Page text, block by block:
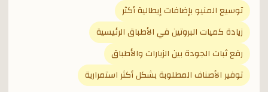
توسيع المنيو بإضافات إيطالية أكثر
زيادة كميات البروتين في الأطباق الرئيسية
رفع ثبات الجودة بين الزيارات والأطباق
توفير الأصناف المطلوبة بشكل أكثر استمرارية